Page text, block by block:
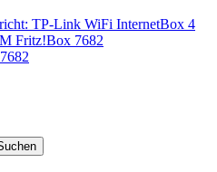
TP-Link WiFi InternetBox 4
Fritz!Box 7682